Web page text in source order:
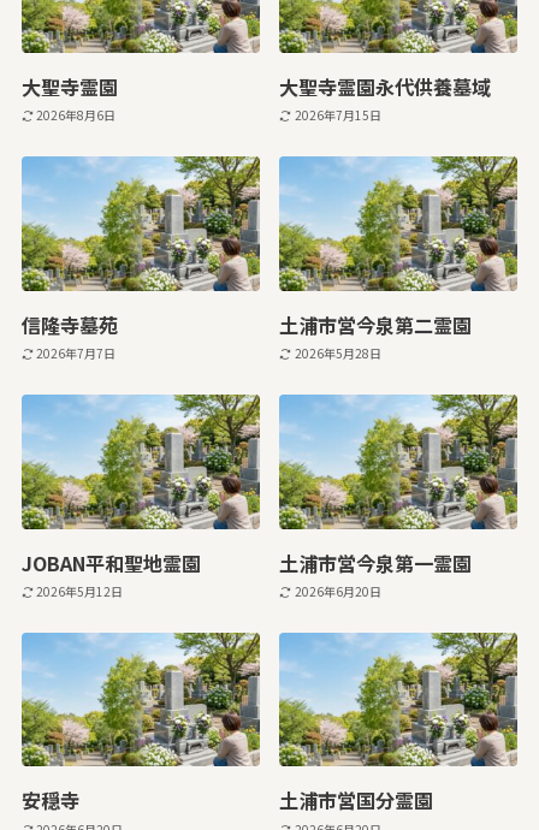
大聖寺霊園
2026年8月6日
大聖寺霊園永代供養墓域
2026年7月15日
信隆寺墓苑
2026年7月7日
土浦市営今泉第二霊園
2026年5月28日
JOBAN平和聖地霊園
2026年5月12日
土浦市営今泉第一霊園
2026年6月20日
安穏寺 土浦市営国分霊園